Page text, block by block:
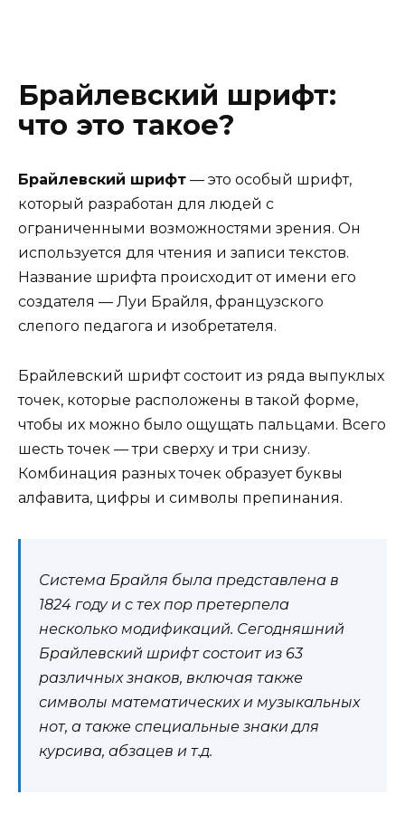
Брайлевский шрифт:
что это такое?
Брайлевский шрифт — это особый шрифт,
который разработан для людей с
ограниченными возможностями зрения. Он
используется для чтения и записи текстов.
Название шрифта происходит от имени его
создателя — Луи Брайля, французского
слепого педагога и изобретателя.
Брайлевский шрифт состоит из ряда выпуклых
точек, которые расположены в такой форме,
чтобы их можно было ощущать пальцами. Всего
шесть точек — три сверху и три снизу.
Комбинация разных точек образует буквы
алфавита, цифры и символы препинания.
Система Брайля была представлена в
1824 году и с тех пор претерпела
несколько модификаций. Сегодняшний
Брайлевский шрифт состоит из 63
различных знаков, включая также
символы математических и музыкальных
нот, а также специальные знаки для
курсива, абзацев и т.д.